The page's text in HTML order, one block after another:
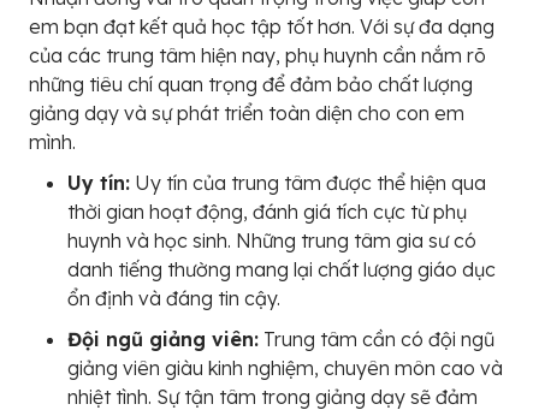
em bạn đạt kết quả học tập tốt hơn. Với sự đa dạng
của các trung tâm hiện nay, phụ huynh cần nắm rõ
những tiêu chí quan trọng để đảm bảo chất lượng
giảng dạy và sự phát triển toàn diện cho con em
mình.
Uy tín: Uy tín của trung tâm được thể hiện qua
thời gian hoạt động, đánh giá tích cực từ phụ
huynh và học sinh. Những trung tâm gia sư có
danh tiếng thường mang lại chất lượng giáo dục
ổn định và đáng tin cậy.
Đội ngũ giảng viên: Trung tâm cần có đội ngũ
giảng viên giàu kinh nghiệm, chuyên môn cao và
nhiệt tình. Sự tận tâm trong giảng dạy sẽ đảm